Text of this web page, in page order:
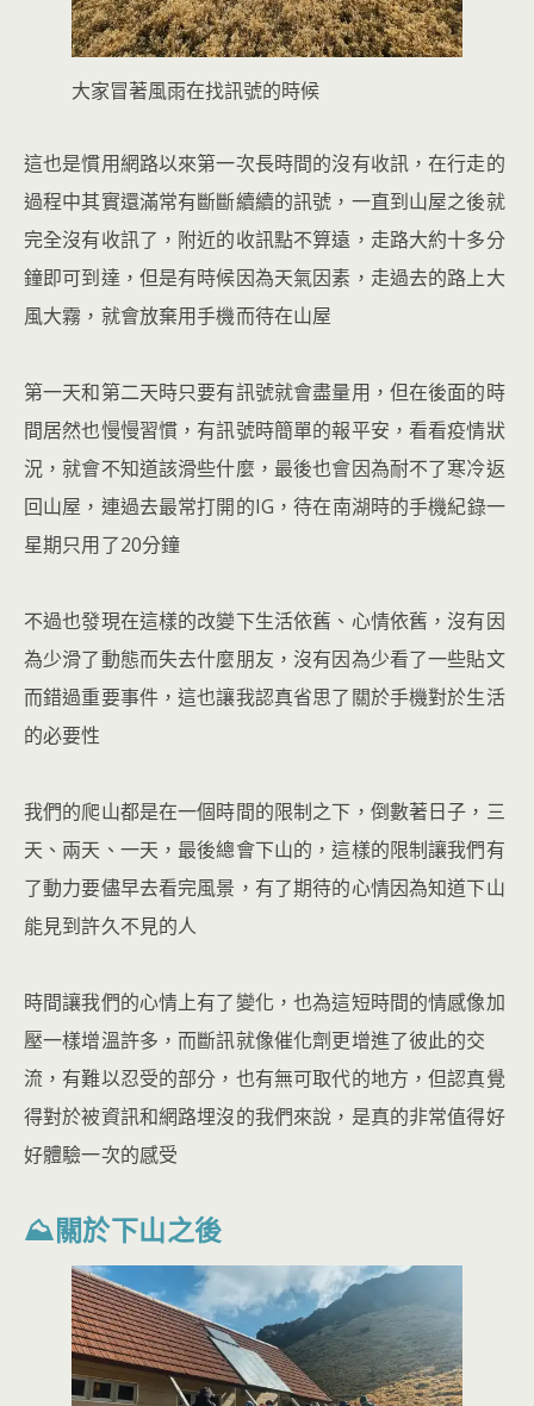
大家冒著風雨在找訊號的時候
這也是慣用網路以來第一次長時間的沒有收訊，在行走的
過程中其實還滿常有斷斷續續的訊號，一直到山屋之後就
完全沒有收訊了，附近的收訊點不算遠，走路大約十多分
鐘即可到達，但是有時候因為天氣因素，走過去的路上大
風大霧，就會放棄用手機而待在山屋
第一天和第二天時只要有訊號就會盡量用，但在後面的時
間居然也慢慢習慣，有訊號時簡單的報平安，看看疫情狀
況，就會不知道該滑些什麼，最後也會因為耐不了寒冷返
回山屋，連過去最常打開的IG，待在南湖時的手機紀錄一
星期只用了20分鐘
不過也發現在這樣的改變下生活依舊、心情依舊，沒有因
為少滑了動態而失去什麼朋友，沒有因為少看了一些貼文
而錯過重要事件，這也讓我認真省思了關於手機對於生活
的必要性
我們的爬山都是在一個時間的限制之下，倒數著日子，三
天、兩天、一天，最後總會下山的，這樣的限制讓我們有
了動力要儘早去看完風景，有了期待的心情因為知道下山
能見到許久不見的人
時間讓我們的心情上有了變化，也為這短時間的情感像加
壓一樣增溫許多，而斷訊就像催化劑更增進了彼此的交
流，有難以忍受的部分，也有無可取代的地方，但認真覺
得對於被資訊和網路埋沒的我們來說，是真的非常值得好
好體驗一次的感受
⛰關於下山之後